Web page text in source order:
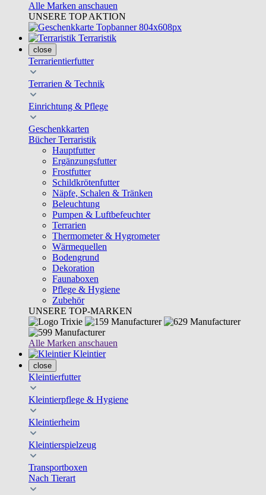
Alle Marken anschauen
UNSERE TOP AKTION
Terraristik
close
Terrarientierfutter
Terrarien & Technik
Einrichtung & Pflege
Geschenkkarten
Bücher Terraristik
Hauptfutter
Ergänzungsfutter
Frostfutter
Schildkrötenfutter
Näpfe, Schalen & Tränken
Beleuchtung
Pumpen & Luftbefeuchter
Terrarien
Thermometer & Hygrometer
Wärmequellen
Bodengrund
Dekoration
Faunaboxen
Pflege & Hygiene
Zubehör
UNSERE TOP-MARKEN
Alle Marken anschauen
Kleintier
close
Kleintierfutter
Kleintierpflege & Hygiene
Kleintierheim
Kleintierspielzeug
Transportboxen
Nach Tierart